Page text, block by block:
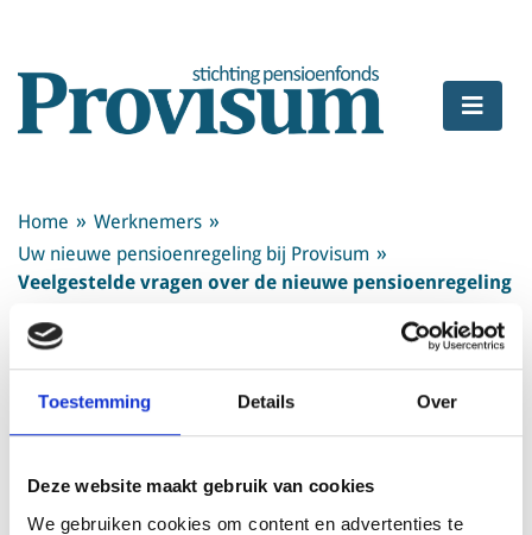
Toestemming Details Over
Deze website maakt gebruik van cookies
We gebruiken cookies om content en advertenties te
Home
Werknemers
Uw nieuwe pensioenregeling bij Provisum
Veelgestelde vragen over de nieuwe pensioenregeling
Veelgestelde vragen over de nieuwe
pensioenregeling
Er zijn al veel vragen bij het pensioenfonds
Staat uw vraag er niet tussen? Neem dan contact op met